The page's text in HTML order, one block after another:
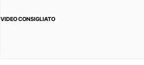
VIDEO CONSIGLIATO